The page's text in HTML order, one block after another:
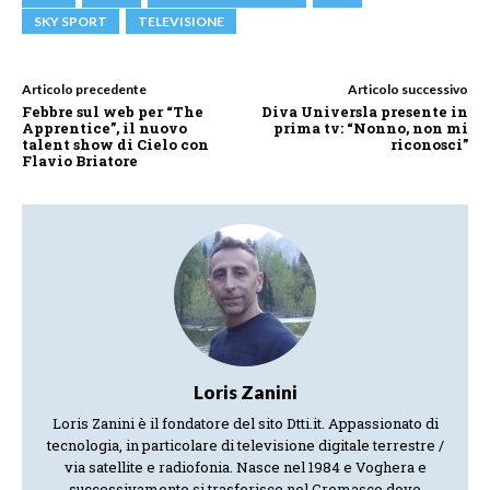
SKY SPORT
TELEVISIONE
Articolo precedente
Febbre sul web per “The
Apprentice”, il nuovo
talent show di Cielo con
Flavio Briatore
Articolo successivo
Diva Universla presente in
prima tv: “Nonno, non mi
riconosci”
Loris Zanini
Loris Zanini è il fondatore del sito Dtti.it. Appassionato di
tecnologia, in particolare di televisione digitale terrestre /
via satellite e radiofonia. Nasce nel 1984 e Voghera e